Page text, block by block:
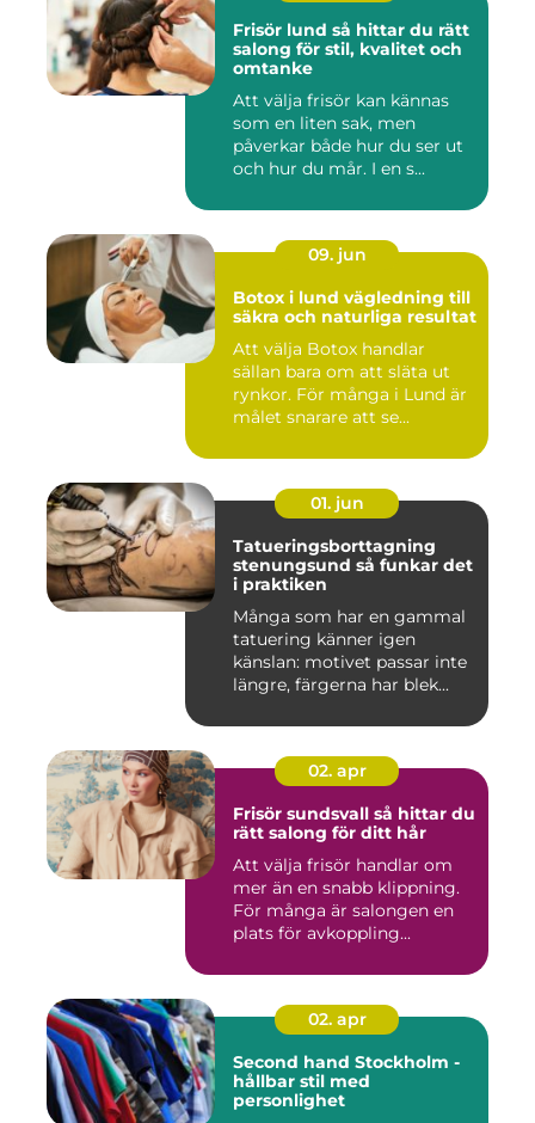
Frisör lund så hittar du rätt
salong för stil, kvalitet och
omtanke
Att välja frisör kan kännas
som en liten sak, men
påverkar både hur du ser ut
och hur du mår. I en s...
09. jun
Botox i lund vägledning till
säkra och naturliga resultat
Att välja Botox handlar
sällan bara om att släta ut
rynkor. För många i Lund är
målet snarare att se...
01. jun
Tatueringsborttagning
stenungsund så funkar det
i praktiken
Många som har en gammal
tatuering känner igen
känslan: motivet passar inte
längre, färgerna har blek...
02. apr
Frisör sundsvall så hittar du
rätt salong för ditt hår
Att välja frisör handlar om
mer än en snabb klippning.
För många är salongen en
plats för avkoppling...
02. apr
Second hand Stockholm -
hållbar stil med
personlighet